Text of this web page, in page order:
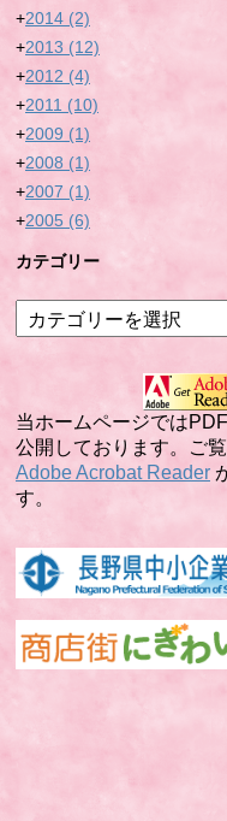
+2014 (2)
+2013 (12)
+2012 (4)
+2011 (10)
+2009 (1)
+2008 (1)
+2007 (1)
+2005 (6)
カテゴリー
テ
ー
当ホームページでは
公開しております。ご
Adobe Acrobat Reader
す。